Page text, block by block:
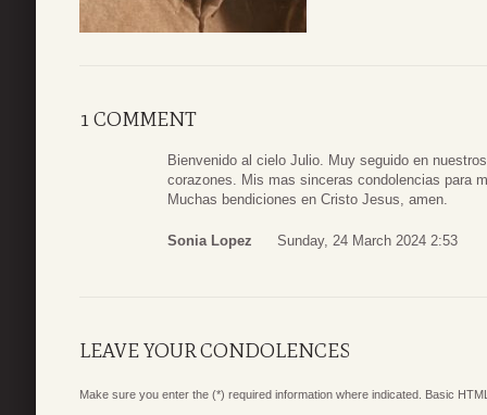
1 COMMENT
Bienvenido al cielo Julio. Muy seguido en
corazones. Mis mas sinceras condolencias para
Muchas bendiciones en Cristo Jesus, amen.
Sonia Lopez Sunday, 24 March 2024 2:53
LEAVE YOUR CONDOLENCES
Make sure you enter the (*) required information where indicated. Basic